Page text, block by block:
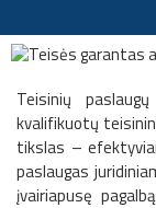
Teisinių
kvalifikuotų
tikslas –
paslaugas
įvairiapusę